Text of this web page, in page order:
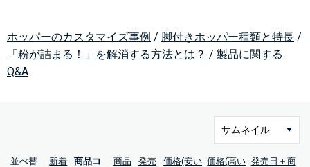
ホッパーのカスタマイズ事例 / 脚付きホッパー種類と特長 /
「粉が詰まる！」を解消する方法とは？ / 製品に関する
Q&A
並べ替
新着
商品コ
商品
発売
価格(安い 価格(高い 発売日＋商